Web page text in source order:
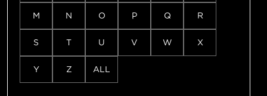
M N O P Q R
S T U V W X
Y Z ALL